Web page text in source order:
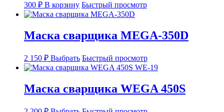
300 ₽ В корзину Быстрый просмотр
Маска сварщика MEGA-350D
2 150 ₽ Выбрать Этот
товар
имеет
вариаций.
можно
Быстрый просмотр
Маска сварщика WEGA 450S
Этот